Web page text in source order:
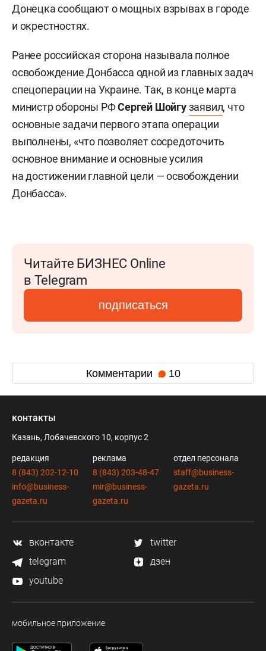
Донецка сообщают о мощных взрывах в городе
и окрестностях.
Ранее российская сторона называла полное
освобождение Донбасса одной из главных задач
спецоперации на Украине. Так, в конце марта
министр обороны РФСергей Шойгузаявил, что
основные задачи первого этапа операции
выполнены, «что позволяет сосредоточить
основное внимание и основные усилия
на достижении главной цели — освобождении
Донбасса».
Читайте БИЗНЕС Online
в Telegram
подписаться
Комментарии 10
контакты
Казань, Лобачевского 10, корпус 2
редакция
8 (843) 202-12-10
info@business-
gazeta.ru
реклама
8 (843) 203-48-47
mir@business-
gazeta.ru
отдел персонала
staff@business-
gazeta.ru
вконтакте
twitter
telegram
дзен
youtube
мобильное приложение